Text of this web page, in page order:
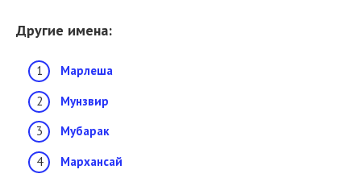
Другие имена:
Марлеша
Мунзвир
Мубарак
Мархансай